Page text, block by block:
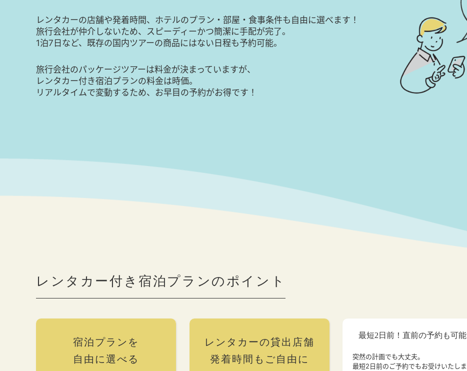
レンタカーの店舗や発着時間、ホテルのプラン・部屋・食事条件も自由に選べます！
旅行会社が仲介しないため、スピーディーかつ簡潔に手配が完了。
1泊7日など、既存の国内ツアーの商品にはない日程も予約可能。
旅行会社のパッケージツアーは料金が決まっていますが、
レンタカー付き宿泊プランの料金は時価。
リアルタイムで変動するため、お早目の予約がお得です！
レンタカー付き宿泊プランのポイント
宿泊プランを
自由に選べる
レンタカーの貸出店舗
発着時間もご自由に
最短2日前！直前の予約も可能
突然の計画でも大丈夫。
最短2日前のご予約でもお受けいたしま